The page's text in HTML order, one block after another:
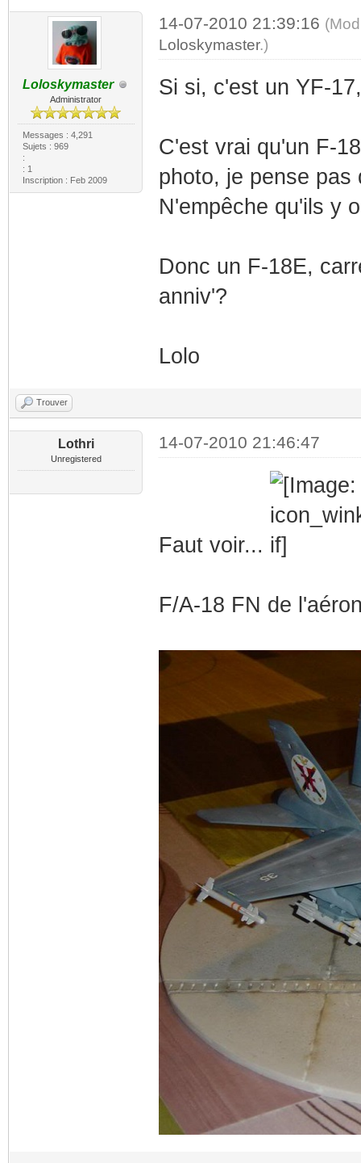
Loloskymaster
Administrator
Messages : 4,291
Sujets : 969
:
: 1
Inscription : Feb 2009
14-07-2010 21:39:16
Loloskymaster.)
Si si, c'est un YF-
C'est vrai qu'un F-
photo, je pense pas
N'empêche qu'ils y
Donc un F-18E,
anniv'?
Lolo
Trouver
Lothri
Unregistered
14-07-2010 21:46:47
Faut voir...
F/A-18 FN de